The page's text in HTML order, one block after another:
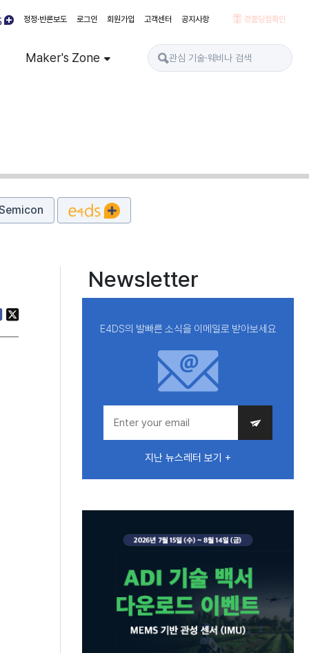
정정·반론보도 로그인 회원가입 고객센터 공지사항 경품당첨확인
Maker's Zone
Newsletter
E4DS의 발빠른 소식을 이메일로 받아보세요
지난 뉴스레터 보기 +